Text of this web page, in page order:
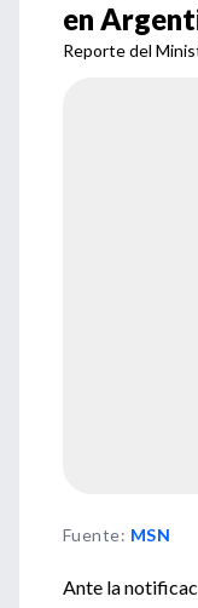
en
Reporte del
Fuente: MSN
Ante la